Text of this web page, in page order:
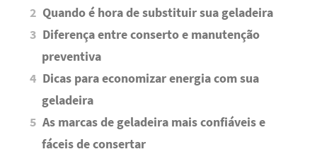
Quando é hora de substituir sua geladeira
Diferença entre conserto e manutenção
preventiva
Dicas para economizar energia com sua
geladeira
As marcas de geladeira mais confiáveis e
fáceis de consertar